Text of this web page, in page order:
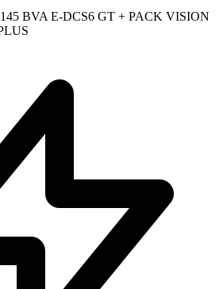
BVA E-DCS6 GT + PACK VISION